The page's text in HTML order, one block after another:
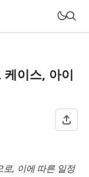
이스, 아이
로, 이에 따른 일정